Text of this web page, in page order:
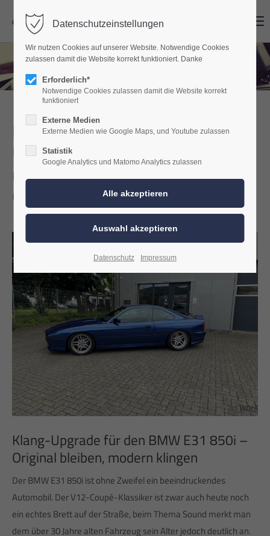
BMW E31 850i –
Unsichtbares Soundupgrade
mit sattem Bass und voller
Originaloptik
Klang-Upgrade für den BMW E31 850i –
Original bleiben, modern klingen
Der BMW E31 850i ist ohne Zweifel ein beeindruckendes
Automobil. Der V12-Coupé-Klassiker ist zwar auch heute noch
ein echtes Brett auf der Straße, beim Thema Sound merkt man
dem über 30 Jahre alten Fahrzeug sein Alter jedoch deutlich an.
Datenschutzeinstellungen
Wir nutzen Cookies auf unserer Website. Notwendige Cookies
zulassen damit die Website korrekt funktioniert. Danke
Erforderlich*
Notwendige Cookies zulassen damit die Website korrekt
funktioniert
Externe Medien
Externe Medien wie Google Maps, und Youtube zulassen
Statistik
Google Analytics und Matomo Analytics zulassen
Datenschutz Impressum